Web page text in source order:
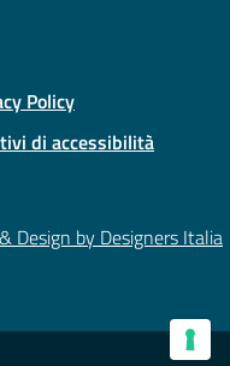
Policy
di accessibilità
Design by Designers Italia
Le